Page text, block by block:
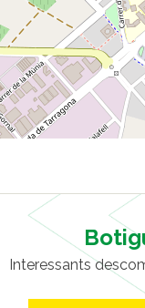
Interessants